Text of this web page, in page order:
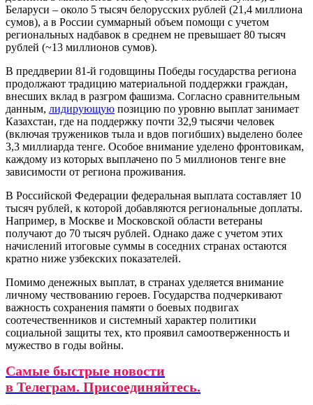
Беларуси – около 5 тысяч белорусских рублей (21,4 миллиона
сумов), а в России суммарный объем помощи с учетом
региональных надбавок в среднем не превышает 80 тысяч
рублей (~13 миллионов сумов).
В преддверии 81-й годовщины Победы государства региона
продолжают традицию материальной поддержки граждан,
внесших вклад в разгром фашизма. Согласно сравнительным
данным, лидирующую позицию по уровню выплат занимает
Казахстан, где на поддержку почти 32,9 тысячи человек
(включая тружеников тыла и вдов погибших) выделено более
3,3 миллиарда тенге. Особое внимание уделено фронтовикам,
каждому из которых выплачено по 5 миллионов тенге вне
зависимости от региона проживания.
В Российской Федерации федеральная выплата составляет 10
тысяч рублей, к которой добавляются региональные доплаты.
Например, в Москве и Московской области ветераны
получают до 70 тысяч рублей. Однако даже с учетом этих
начислений итоговые суммы в соседних странах остаются
кратно ниже узбекских показателей.
Помимо денежных выплат, в странах уделяется внимание
личному чествованию героев. Государства подчеркивают
важность сохранения памяти о боевых подвигах
соотечественников и системный характер политики
социальной защиты тех, кто проявил самоотверженность и
мужество в годы войны.
Самые быстрые новости
в Телеграм. Присоединяйтесь.